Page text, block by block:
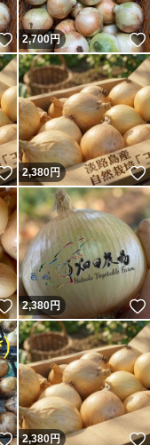
いいね！
2,700円
いいね！
2,380円
いいね！
2,380円
いいね！
2,380円